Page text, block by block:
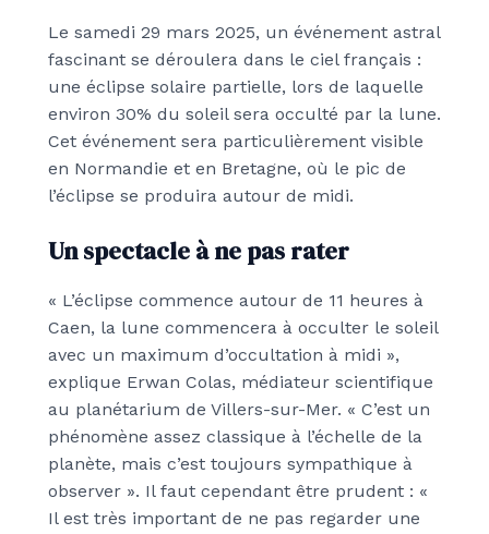
Le samedi 29 mars 2025, un événement astral
fascinant se déroulera dans le ciel français :
une éclipse solaire partielle, lors de laquelle
environ 30% du soleil sera occulté par la lune.
Cet événement sera particulièrement visible
en Normandie et en Bretagne, où le pic de
l’éclipse se produira autour de midi.
Un spectacle à ne pas rater
« L’éclipse commence autour de 11 heures à
Caen, la lune commencera à occulter le soleil
avec un maximum d’occultation à midi »,
explique Erwan Colas, médiateur scientifique
au planétarium de Villers-sur-Mer. « C’est un
phénomène assez classique à l’échelle de la
planète, mais c’est toujours sympathique à
observer ». Il faut cependant être prudent : «
Il est très important de ne pas regarder une